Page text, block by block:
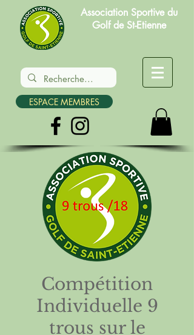
Association Sportive du
Golf de St-Etienne
ESPACE MEMBRES
Compétition
Individuelle 9
trous sur le